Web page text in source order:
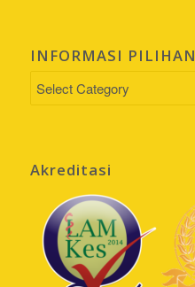
INFORMASI PILIHAN
Akreditasi